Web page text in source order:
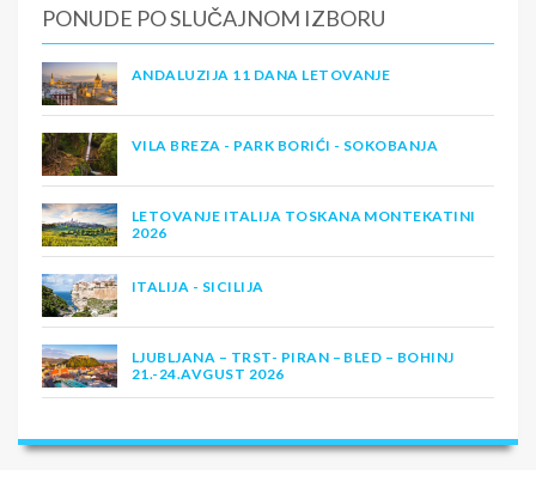
PONUDE PO SLUČAJNOM IZBORU
ANDALUZIJA 11 DANA LETOVANJE
VILA BREZA - PARK BORIĆI - SOKOBANJA
LETOVANJE ITALIJA TOSKANA MONTEKATINI
2026
ITALIJA - SICILIJA
LJUBLJANA – TRST- PIRAN – BLED – BOHINJ
21.-24.AVGUST 2026